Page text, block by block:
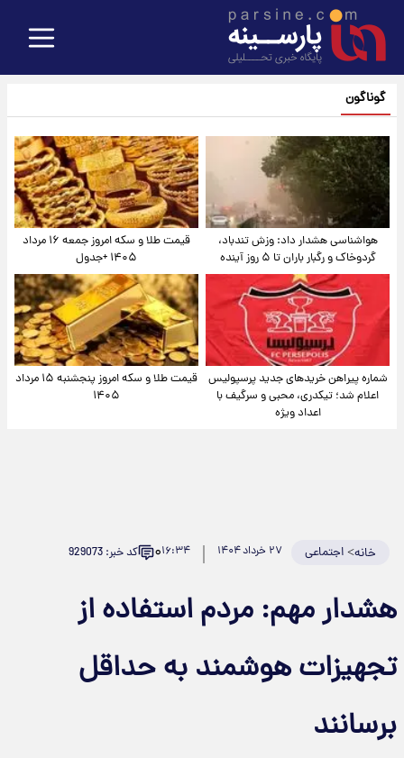
گوناگون
هواشناسی هشدار داد: وزش تندباد،
گردوخاک و رگبار باران تا ۵ روز آینده
قیمت طلا و سکه امروز جمعه ۱۶ مرداد
۱۴۰۵ +جدول
شماره پیراهن خریدهای جدید پرسپولیس
اعلام شد؛ تیکدری، محبی و سرگیف با
اعداد ویژه
قیمت طلا و سکه امروز پنجشنبه ۱۵ مرداد
۱۴۰۵
خانه>اجتماعی ۲۷ خرداد ۱۴۰۴ ۱۶:۳۴۰ کد خبر: 929073
هشدار مهم: مردم استفاده از
تجهیزات هوشمند به حداقل
برسانند